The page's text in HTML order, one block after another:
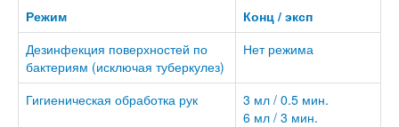
Режим
Конц / эксп
Дезинфекция поверхностей по
бактериям (исключая туберкулез)
Нет режима
Гигиеническая обработка рук
3 мл / 0.5 мин.
6 мл / 3 мин.